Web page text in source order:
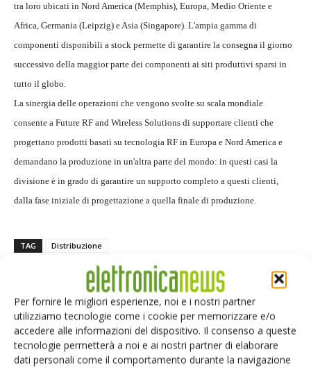
Per fornire le migliori esperienze, noi e i nostri partner
utilizziamo tecnologie come i cookie per memorizzare e/o
accedere alle informazioni del dispositivo. Il consenso a queste
tecnologie permetterà a noi e ai nostri partner di elaborare
dati personali come il comportamento durante la navigazione
tra loro ubicati in Nord America (Memphis), Europa, Medio Oriente e
Africa, Germania (Leipzig) e Asia (Singapore). L'ampia gamma di
componenti disponibili a stock permette di garantire la consegna il giorno
successivo della maggior parte dei componenti ai siti produttivi sparsi in
tutto il globo.
La sinergia delle operazioni che vengono svolte su scala mondiale
consente a Future RF and Wireless Solutions di supportare clienti che
progettano prodotti basati su tecnologia RF in Europa e Nord America e
demandano la produzione in un'altra parte del mondo: in questi casi la
divisione è in grado di garantire un supporto completo a questi clienti,
dalla fase iniziale di progettazione a quella finale di produzione.
TAG Distribuzione
Facebook Twitter